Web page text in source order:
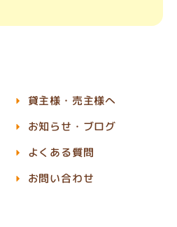
貸主様・売主様へ
お知らせ・ブログ
よくある質問
お問い合わせ